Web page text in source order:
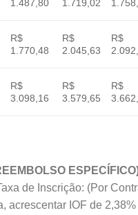
1.487,80
1.719,02
R$
1.770,48
R$
2.045,63
R$
R$
3.098,16
R$
3.579,65
R$
de Inscrição: (Por
acrescentar IOF de 2,38%